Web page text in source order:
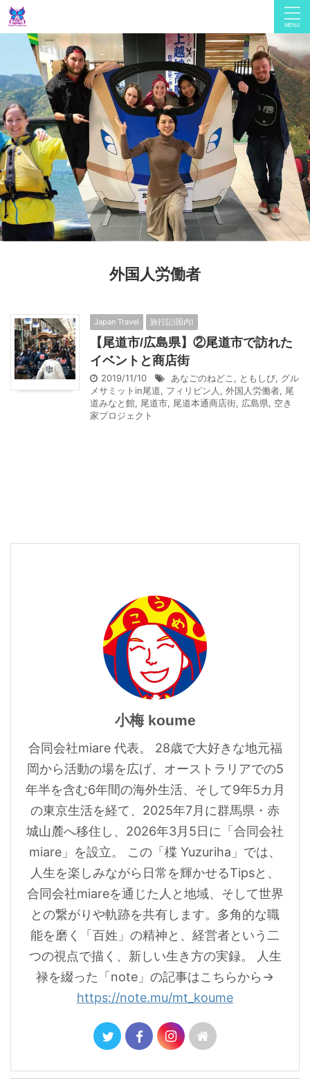
外国人労働者
Japan Travel 旅行記(国内)
【尾道市/広島県】②尾道市で訪れた
イベントと商店街
2019/11/10 あなごのねどこ , ともしび, グル
メサミットin尾道, フィリピン人 , 外国人労働者, 尾
道みなと館, 尾道市, 尾道本通商店街, 広島県, 空き
家プロジェクト
小梅 koume
合同会社miare 代表。 28歳で大好きな地元福
岡から活動の場を広げ、オーストラリアでの5
年半を含む6年間の海外生活、そして9年5カ月
の東京生活を経て、2025年7月に群馬県・赤
城山麓へ移住し、2026年3月5日に「合同会社
miare」を設立。 この「楪 Yuzuriha」では、
人生を楽しみながら日常を輝かせるTipsと、
合同会社miareを通じた人と地域、そして世界
との繋がりや軌跡を共有します。多角的な職
能を磨く「百姓」の精神と、経営者という二
つの視点で描く、新しい生き方の実録。 人生
禄を綴った「note」の記事はこちらから→
https://note.mu/mt_koume